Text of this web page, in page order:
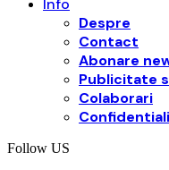
Info
Despre
Contact
Abonare
Publicitate
Colaborari
Follow US